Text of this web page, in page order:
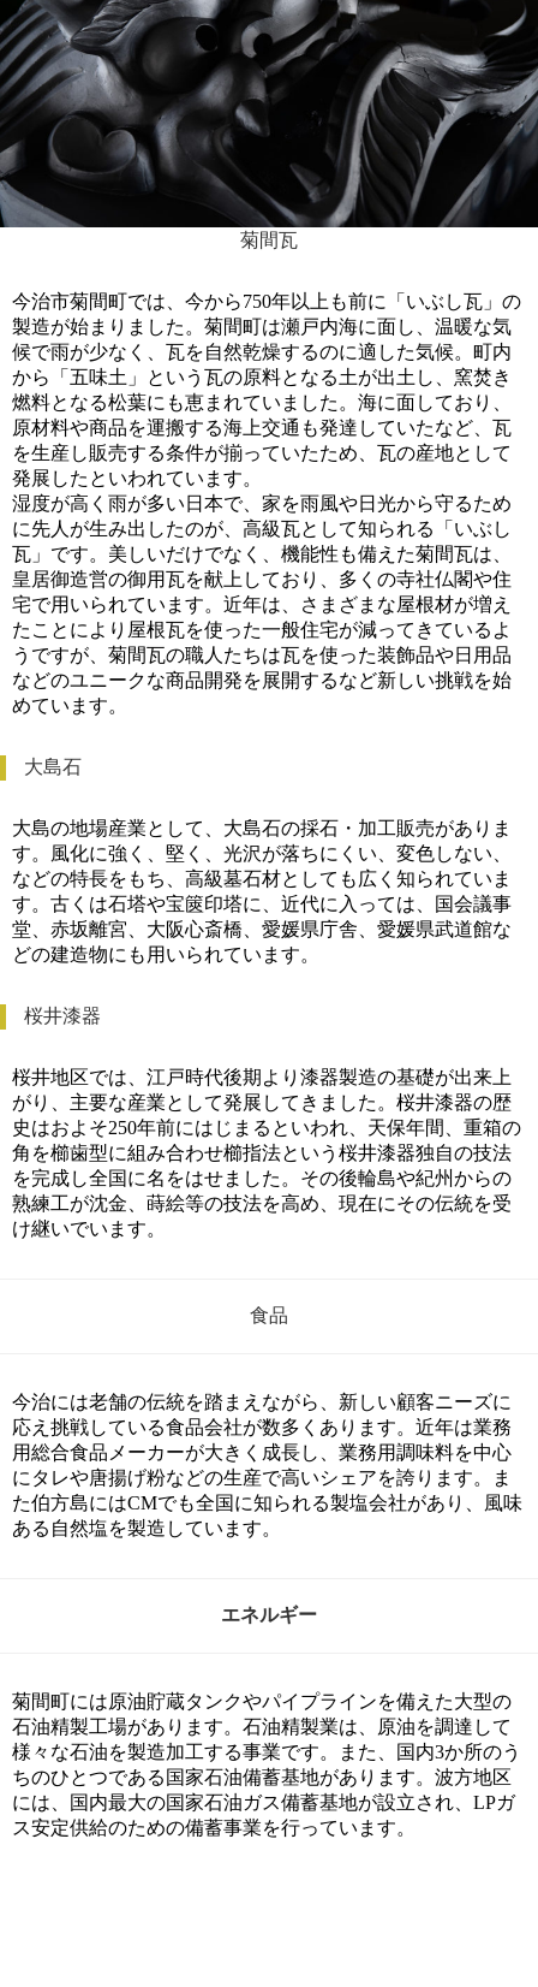
菊間瓦
今治市菊間町では、今から750年以上も前に「いぶし瓦」の
製造が始まりました。菊間町は瀬戸内海に面し、温暖な気
候で雨が少なく、瓦を自然乾燥するのに適した気候。町内
から「五味土」という瓦の原料となる土が出土し、窯焚き
燃料となる松葉にも恵まれていました。海に面しており、
原材料や商品を運搬する海上交通も発達していたなど、瓦
を生産し販売する条件が揃っていたため、瓦の産地として
発展したといわれています。
湿度が高く雨が多い日本で、家を雨風や日光から守るため
に先人が生み出したのが、高級瓦として知られる「いぶし
瓦」です。美しいだけでなく、機能性も備えた菊間瓦は、
皇居御造営の御用瓦を献上しており、多くの寺社仏閣や住
宅で用いられています。近年は、さまざまな屋根材が増え
たことにより屋根瓦を使った一般住宅が減ってきているよ
うですが、菊間瓦の職人たちは瓦を使った装飾品や日用品
などのユニークな商品開発を展開するなど新しい挑戦を始
めています。
大島石
大島の地場産業として、大島石の採石・加工販売がありま
す。風化に強く、堅く、光沢が落ちにくい、変色しない、
などの特長をもち、高級墓石材としても広く知られていま
す。古くは石塔や宝篋印塔に、近代に入っては、国会議事
堂、赤坂離宮、大阪心斎橋、愛媛県庁舎、愛媛県武道館な
どの建造物にも用いられています。
桜井漆器
桜井地区では、江戸時代後期より漆器製造の基礎が出来上
がり、主要な産業として発展してきました。桜井漆器の歴
史はおよそ250年前にはじまるといわれ、天保年間、重箱の
角を櫛歯型に組み合わせ櫛指法という桜井漆器独自の技法
を完成し全国に名をはせました。その後輪島や紀州からの
熟練工が沈金、蒔絵等の技法を高め、現在にその伝統を受
け継いでいます。
食品
今治には老舗の伝統を踏まえながら、新しい顧客ニーズに
応え挑戦している食品会社が数多くあります。近年は業務
用総合食品メーカーが大きく成長し、業務用調味料を中心
にタレや唐揚げ粉などの生産で高いシェアを誇ります。ま
た伯方島にはCMでも全国に知られる製塩会社があり、風味
ある自然塩を製造しています。
エネルギー
菊間町には原油貯蔵タンクやパイプラインを備えた大型の
石油精製工場があります。石油精製業は、原油を調達して
様々な石油を製造加工する事業です。また、国内3か所のう
ちのひとつである国家石油備蓄基地があります。波方地区
には、国内最大の国家石油ガス備蓄基地が設立され、LPガ
ス安定供給のための備蓄事業を行っています。